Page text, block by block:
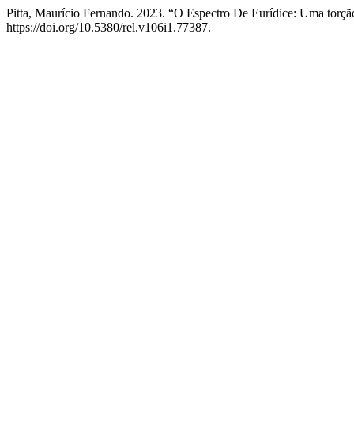
Pitta, Maurício Fernando. 2023. “O Espectro De Eurídice: Uma
https://doi.org/10.5380/rel.v106i1.77387.